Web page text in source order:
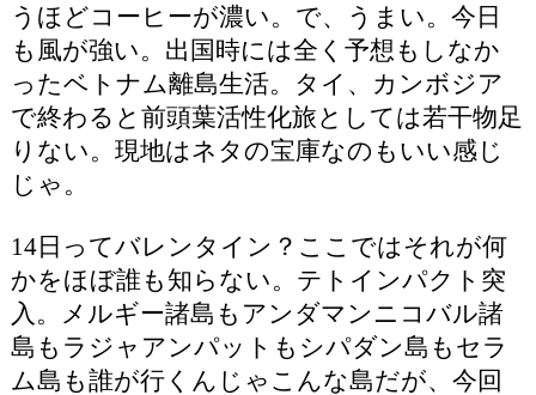
うほどコーヒーが濃い。で、うまい。今日
も風が強い。出国時には全く予想もしなか
ったベトナム離島生活。タイ、カンボジア
で終わると前頭葉活性化旅としては若干物足
りない。現地はネタの宝庫なのもいい感じ
じゃ。
14日ってバレンタイン？ここではそれが何
かをほぼ誰も知らない。テトインパクト突
入。メルギー諸島もアンダマンニコバル諸
島もラジャアンパットもシパダン島もセラ
ム島も誰が行くんじゃこんな島だが、今回